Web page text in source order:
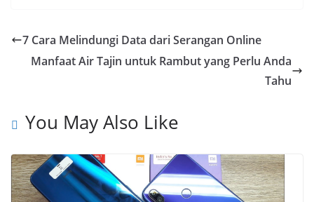
A
p
k
7 Cara Melindungi Data dari Serangan Online
Manfaat Air Tajin untuk Rambut yang Perlu Anda
Tahu
You May Also Like